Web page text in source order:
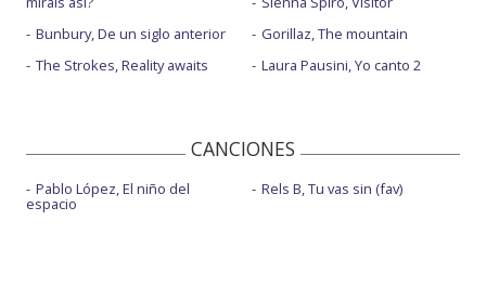
Bunbury, De un siglo anterior
The Strokes, Reality awaits
Gorillaz, The mountain
Laura Pausini, Yo canto 2
CANCIONES
Pablo López, El niño del
espacio
Rels B, Tu vas sin (fav)